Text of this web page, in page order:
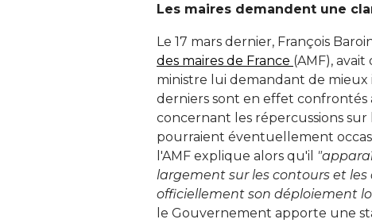
Les maires demandent une
Le 17 mars dernier, François
des maires de France (AMF),
ministre lui demandant de mieux
derniers sont en effet
concernant les répercussions
pourraient éventuellement
l'AMF explique alors qu'il
largement sur les contours et
officiellement son déploiement
le Gouvernement apporte une